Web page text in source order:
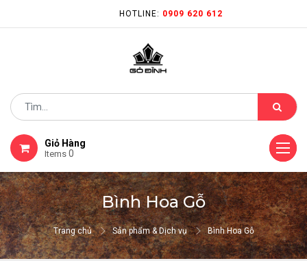
HOTLINE: 0909 620 612
Giỏ Hàng
Items 0
Bình Hoa Gỗ
Trang chủ Sản phẩm & Dịch vụ Bình Hoa Gỗ